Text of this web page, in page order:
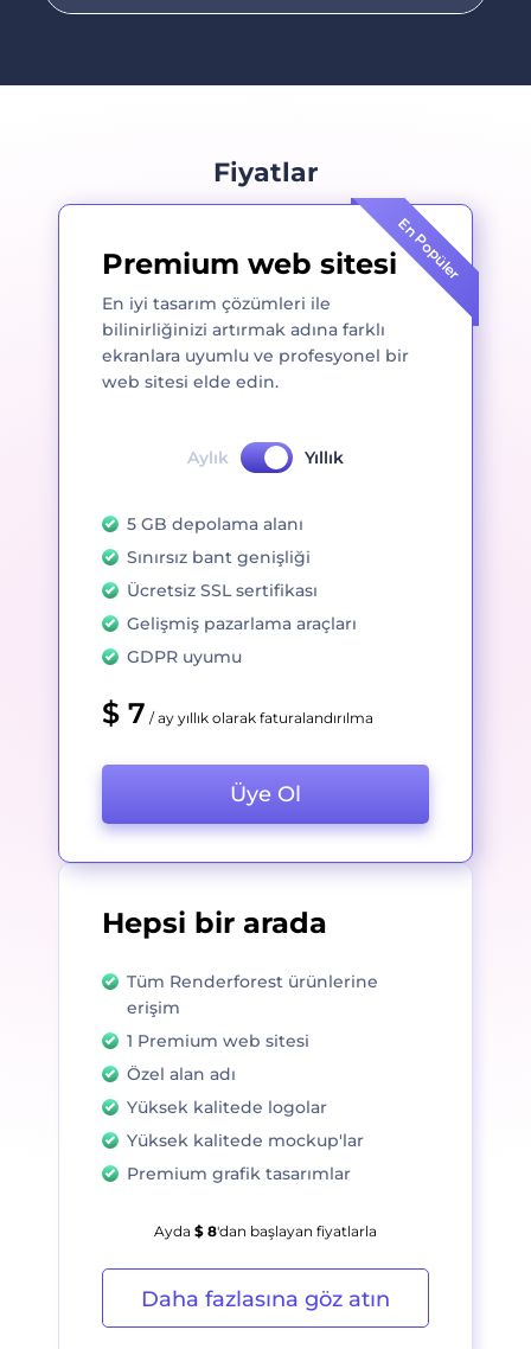
Fiyatlar
Premium web sitesi
En iyi tasarım çözümleri ile
bilinirliğinizi artırmak adına farklı
ekranlara uyumlu ve profesyonel bir
web sitesi elde edin.
Aylık Yıllık
5 GB depolama alanı
Sınırsız bant genişliği
Ücretsiz SSL sertifikası
Gelişmiş pazarlama araçları
GDPR uyumu
$ 7 / ay yıllık olarak faturalandırılma
Üye Ol
En Popüler
Hepsi bir arada
Tüm Renderforest ürünlerine
erişim
1 Premium web sitesi
Özel alan adı
Yüksek kalitede logolar
Yüksek kalitede mockup'lar
Premium grafik tasarımlar
Ayda $ 8'dan başlayan fiyatlarla
Daha fazlasına göz atın